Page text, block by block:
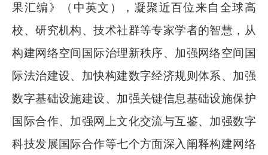
果汇编》（中英文），凝聚近百位来自全球高
校、研究机构、技术社群等专家学者的智慧，从
构建网络空间国际治理新秩序、加强网络空间国
际法治建设、加快构建数字经济规则体系、加强
数字基础设施建设、加强关键信息基础设施保护
国际合作、加强网上文化交流与互鉴、加强数字
科技发展国际合作等七个方面深入阐释构建网络